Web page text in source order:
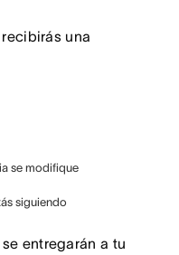
una
se modifique
siguiendo
entregarán a tu